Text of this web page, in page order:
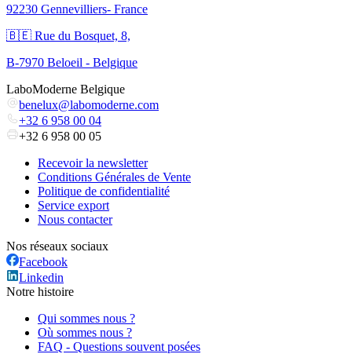
92230 Gennevilliers- France
🇧🇪 Rue du Bosquet, 8,
B-7970 Beloeil - Belgique
LaboModerne Belgique
benelux@labomoderne.com
+32 6 958 00 04
+32 6 958 00 05
Recevoir la newsletter
Conditions Générales de Vente
Politique de confidentialité
Service export
Nous contacter
Nos réseaux sociaux
Facebook
Linkedin
Notre histoire
Qui sommes nous ?
Où sommes nous ?
FAQ - Questions souvent posées